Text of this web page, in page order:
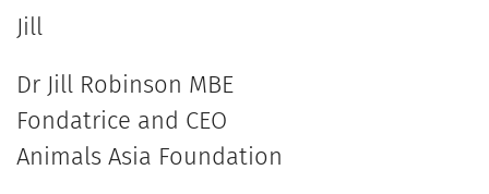
Jill
Dr Jill Robinson MBE
Fondatrice and CEO
Animals Asia Foundation